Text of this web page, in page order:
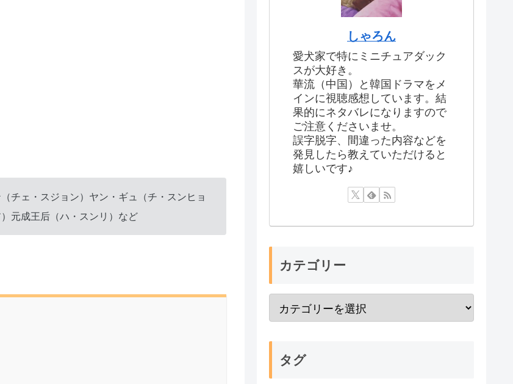
チェ・スジョン）ヤン・ギュ（チ・スンヒョ
元成王后（ハ・スンリ）など
しゃろん
愛犬家で特にミニチュアダック
スが大好き。
華流（中国）と韓国ドラマをメ
インに視聴感想しています。結
果的にネタバレになりますので
ご注意くださいませ。
誤字脱字、間違った内容などを
発見したら教えていただけると
嬉しいです♪
カテゴリー
タグ